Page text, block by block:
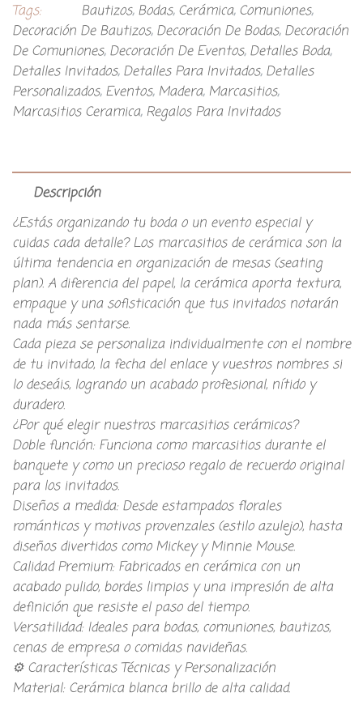
Tags:
Bautizos, Bodas, Cerámica, Comuniones,
Decoración De Bautizos, Decoración De Bodas, Decoración
De Comuniones, Decoración De Eventos, Detalles Boda,
Detalles Invitados, Detalles Para Invitados, Detalles
Personalizados, Eventos, Madera, Marcasitios,
Marcasitios Ceramica, Regalos Para Invitados
Descripción
¿Estás organizando tu boda o un evento especial y
cuidas cada detalle? Los marcasitios de cerámica son la
última tendencia en organización de mesas (seating
plan). A diferencia del papel, la cerámica aporta textura,
empaque y una sofisticación que tus invitados notarán
nada más sentarse.
​Cada pieza se personaliza individualmente con el nombre
de tu invitado, la fecha del enlace y vuestros nombres si
lo deseáis, logrando un acabado profesional, nítido y
duradero.
​¿Por qué elegir nuestros marcasitios cerámicos?
​Doble función: Funciona como marcasitios durante el
banquete y como un precioso regalo de recuerdo original
para los invitados.
​Diseños a medida: Desde estampados florales
románticos y motivos provenzales (estilo azulejo), hasta
diseños divertidos como Mickey y Minnie Mouse.
​Calidad Premium: Fabricados en cerámica con un
acabado pulido, bordes limpios y una impresión de alta
definición que resiste el paso del tiempo.
​Versatilidad: Ideales para bodas, comuniones, bautizos,
cenas de empresa o comidas navideñas.
​⚙️ Características Técnicas y Personalización
​Material: Cerámica blanca brillo de alta calidad.